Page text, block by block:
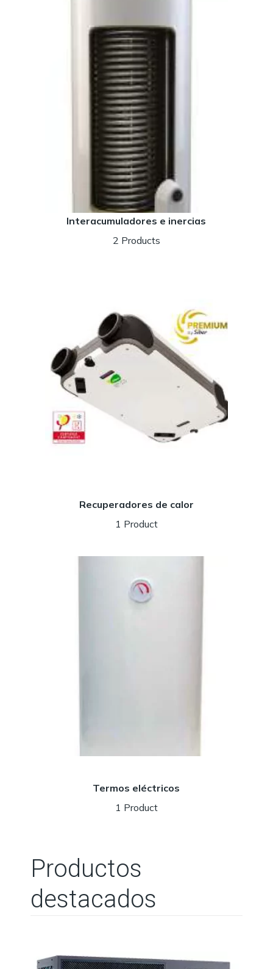
Interacumuladores e inercias
2 Products
Recuperadores de calor
1 Product
Termos eléctricos
1 Product
Productos
destacados